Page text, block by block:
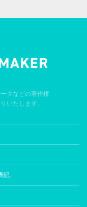
タなどの著作権
いたします。
記